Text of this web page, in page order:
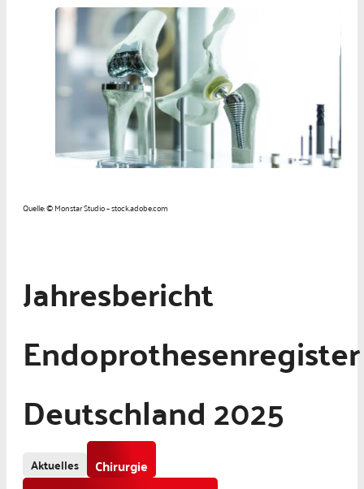
Quelle: © Monstar Studio – stock.adobe.com
Jahresbericht
Endoprothesenregister
Deutschland 2025
Aktuelles
Chirurgie